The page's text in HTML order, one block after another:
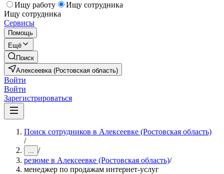
Ищу работу
Ищу сотрудника
Ищу сотрудника
Сервисы
Помощь
Ещё
Поиск
Алексеевка (Ростовская область)
Войти
Войти
Зарегистрироваться
Поиск сотрудников в Алексеевке (Ростовская область)
/
... /
резюме в Алексеевке (Ростовская область)/
менеджер по продажам интернет-услуг